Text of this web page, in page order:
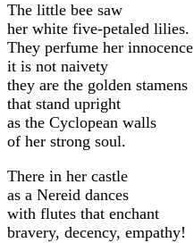
The little bee saw
her white five-petaled lilies.
They perfume her innocence
it is not naivety
they are the golden stamens
that stand upright
as the Cyclopean walls
of her strong soul.
Τhere in her castle
as a Nereid dances
with flutes that enchant
bravery, decency, empathy!